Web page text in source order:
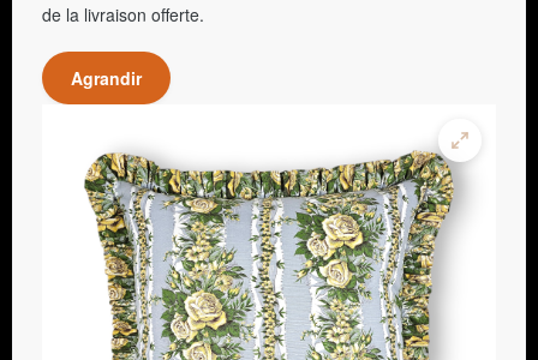
de la livraison offerte.
Agrandir